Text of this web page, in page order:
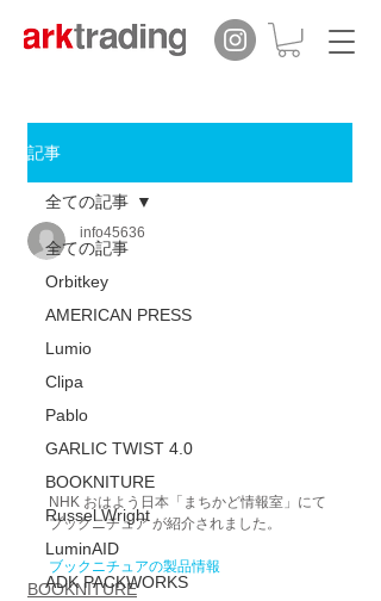
記事
全ての記事
Orbitkey
AMERICAN PRESS
Lumio
Clipa
Pablo
GARLIC TWIST 4.0
BOOKNITURE
Russel Wright
LuminAID
ADK PACKWORKS
全ての記事
info45636
NHK おはよう日本「まちかど情報室」にて
ブックニチュア が紹介されました。
ブックニチュアの製品情報
BOOKNITURE